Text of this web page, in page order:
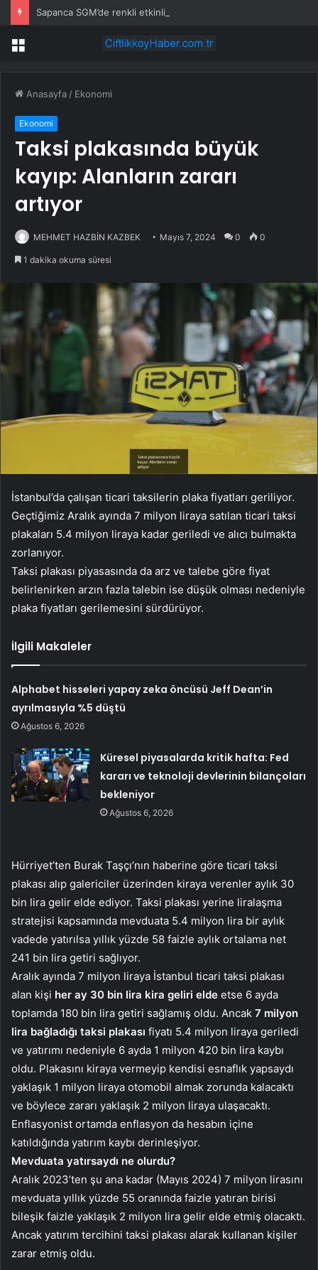
Sapanca SGM’de renkli etkinlik
Menü
Anasayfa / Ekonomi
Ekonomi
Taksi plakasında büyük
kayıp: Alanların zararı
artıyor
MEHMET HAZBİN KAZBEK Mayıs 7, 2024 0 0
1 dakika okuma süresi
İstanbul’da çalışan ticari taksilerin plaka fiyatları geriliyor.
Geçtiğimiz Aralık ayında 7 milyon liraya satılan ticari taksi
plakaları 5.4 milyon liraya kadar geriledi ve alıcı bulmakta
zorlanıyor.
Taksi plakası piyasasında da arz ve talebe göre fiyat
belirlenirken arzın fazla talebin ise düşük olması nedeniyle
plaka fiyatları gerilemesini sürdürüyor.
İlgili Makaleler
Alphabet hisseleri yapay zeka öncüsü Jeff Dean’in
ayrılmasıyla %5 düştü
Ağustos 6, 2026
Küresel piyasalarda kritik hafta: Fed
kararı ve teknoloji devlerinin bilançoları
bekleniyor
Ağustos 6, 2026
Hürriyet’ten Burak Taşçı’nın haberine göre ticari taksi
plakası alıp galericiler üzerinden kiraya verenler aylık 30
bin lira gelir elde ediyor. Taksi plakası yerine liralaşma
stratejisi kapsamında mevduata 5.4 milyon lira bir aylık
vadede yatırılsa yıllık yüzde 58 faizle aylık ortalama net
241 bin lira getiri sağlıyor.
Aralık ayında 7 milyon liraya İstanbul ticari taksi plakası
alan kişi her ay 30 bin lira kira geliri elde etse 6 ayda
toplamda 180 bin lira getiri sağlamış oldu. Ancak 7 milyon
lira bağladığı taksi plakası fiyatı 5.4 milyon liraya geriledi
ve yatırımı nedeniyle 6 ayda 1 milyon 420 bin lira kaybı
oldu. Plakasını kiraya vermeyip kendisi esnaflık yapsaydı
yaklaşık 1 milyon liraya otomobil almak zorunda kalacaktı
ve böylece zararı yaklaşık 2 milyon liraya ulaşacaktı.
Enflasyonist ortamda enflasyon da hesabın içine
katıldığında yatırım kaybı derinleşiyor.
Mevduata yatırsaydı ne olurdu?
Aralık 2023’ten şu ana kadar (Mayıs 2024) 7 milyon lirasını
mevduata yıllık yüzde 55 oranında faizle yatıran birisi
bileşik faizle yaklaşık 2 milyon lira gelir elde etmiş olacaktı.
Ancak yatırım tercihini taksi plakası alarak kullanan kişiler
zarar etmiş oldu.